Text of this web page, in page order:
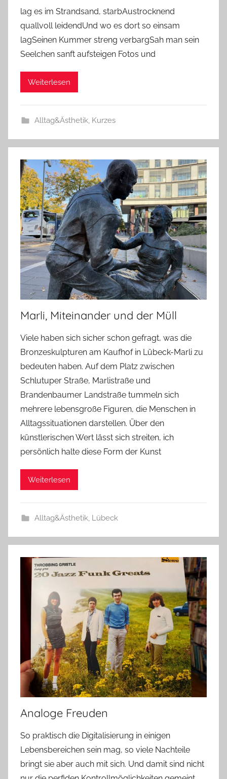
lag es im Strandsand, starbAustrocknend
quallvoll leidendUnd wo es dort so einsam
lagSeinen Kummer streng verbargSah man sein
Seelchen sanft aufsteigen Fotos und
Weiterlesen
Alltag&Ästhetik, Kurzes
Marli, Miteinander und der Müll
Viele haben sich sicher schon gefragt, was die
Bronzeskulpturen am Kaufhof in Lübeck-Marli zu
bedeuten haben. Auf dem Platz zwischen
Schlutuper Straße, Marlistraße und
Brandenbaumer Landstraße tummeln sich
mehrere lebensgroße Figuren, die Menschen in
Alltagssituationen darstellen. Über den
künstlerischen Wert lässt sich streiten, ich
persönlich halte diese Form der Kunst
Weiterlesen
Alltag&Ästhetik, Lübeck
Analoge Freuden
So praktisch die Digitalisierung in einigen
Lebensbereichen sein mag, so viele Nachteile
bringt sie aber auch mit sich. Und damit sind nicht